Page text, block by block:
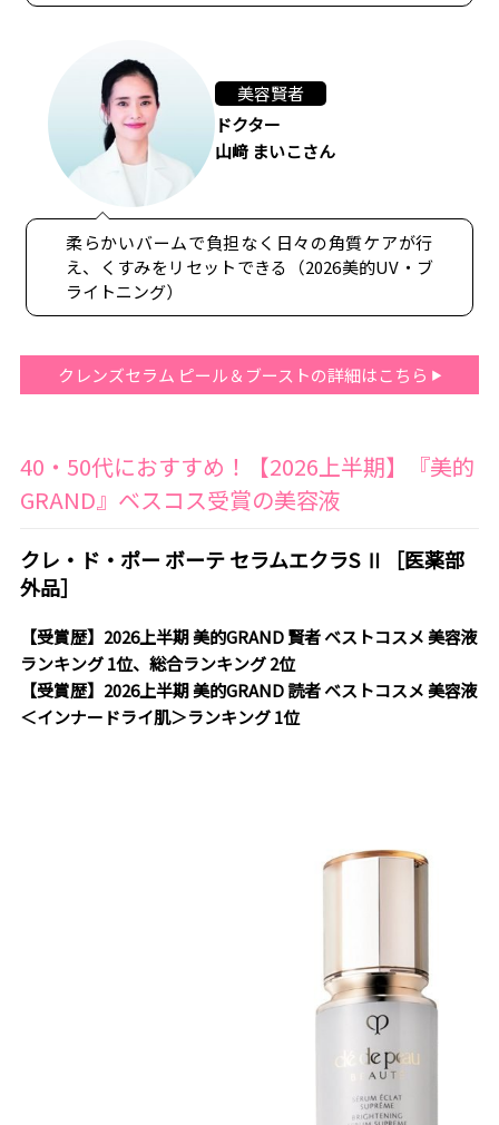
美容賢者
ドクター
山﨑 まいこさん
柔らかいバームで負担なく日々の角質ケアが行
え、くすみをリセットできる（2026美的UV・ブ
ライトニング）
クレンズセラム ピール＆ブーストの詳細はこちら
40・50代におすすめ！【2026上半期】『美的
GRAND』ベスコス受賞の美容液
クレ・ド・ポー ボーテ セラムエクラS Ⅱ［医薬部
外品］
【受賞歴】2026上半期 美的GRAND 賢者 ベストコスメ 美容液
ランキング 1位、総合ランキング 2位
【受賞歴】2026上半期 美的GRAND 読者 ベストコスメ 美容液
＜インナードライ肌＞ランキング 1位